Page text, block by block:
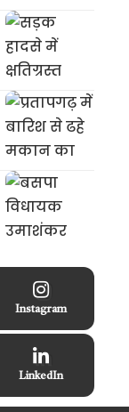
Instagram
LinkedIn